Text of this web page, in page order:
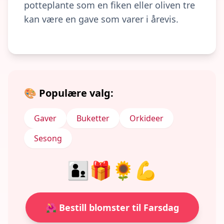
potteplante som en fiken eller oliven tre
kan være en gave som varer i årevis.
🎨 Populære valg:
Gaver Buketter
Orkideer
Sesong
👨‍👦 🎁 🌻 💪
🌺 Bestill blomster til Farsdag